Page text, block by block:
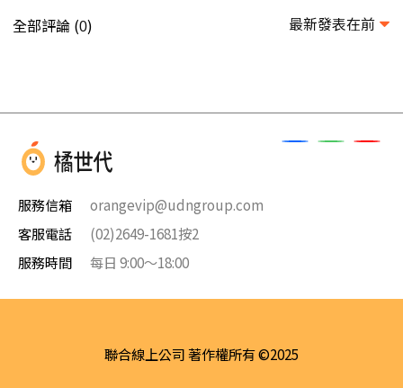
全部評論 (0) 最新發表在前
服務信箱
orangevip@udngroup.com
客服電話
(02)2649-1681按2
服務時間
每日 9:00～18:00
聯合線上公司 著作權所有 ©2025